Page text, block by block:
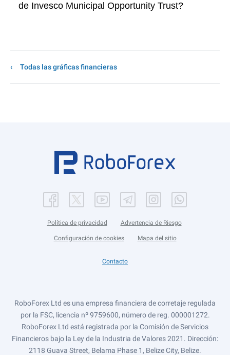
de Invesco Municipal Opportunity Trust?
Todas las gráficas financieras
Política de privacidad Advertencia de Riesgo
Configuración de cookies Mapa del sitio
Contacto
RoboForex Ltd es una empresa financiera de corretaje regulada
por la FSC, licencia nº 9759600, número de reg. 000001272.
RoboForex Ltd está registrada por la Comisión de Servicios
Financieros bajo la Ley de la Industria de Valores 2021. Dirección:
2118 Guava Street, Belama Phase 1, Belize City, Belize.